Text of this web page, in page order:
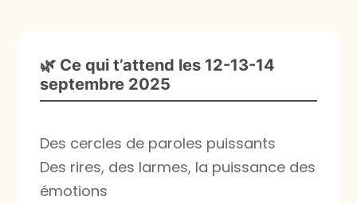
🌿 Ce qui t’attend les 12-13-14
septembre 2025
Des cercles de paroles puissants
Des rires, des larmes, la puissance des
émotions